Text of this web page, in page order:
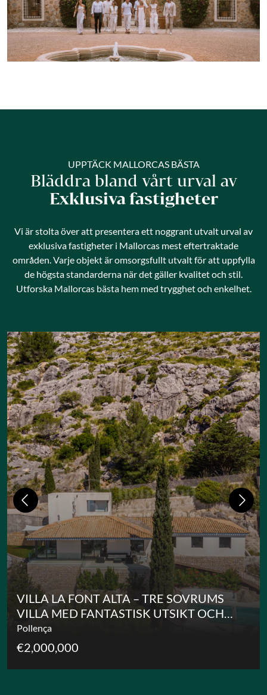
UPPTÄCK MALLORCAS BÄSTA
Bläddra bland vårt urval av
Exklusiva fastigheter
Vi är stolta över att presentera ett noggrant utvalt urval av
exklusiva fastigheter i Mallorcas mest eftertraktade
områden. Varje objekt är omsorgsfullt utvalt för att uppfylla
de högsta standarderna när det gäller kvalitet och stil.
Utforska Mallorcas bästa hem med trygghet och enkelhet.
VILLA LA FONT ALTA – TRE SOVRUMS
VILLA MED FANTASTISK UTSIKT OCH
EFTERTRAKTAD ETV-LICENS FÖR
SEMESTERUTHYRNING
Pollença
€2,000,000